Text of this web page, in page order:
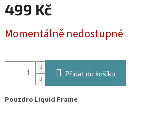
499 Kč
cena:
Momentálně nedostupné
Přidat do košíku
Pouzdro Liquid Frame